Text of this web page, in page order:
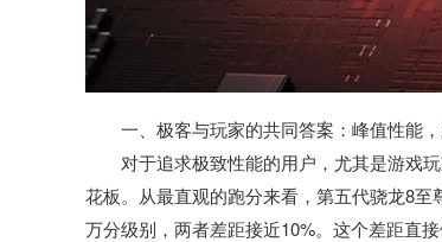
一、极客与玩家的共同答案：峰值性能
对于追求极致性能的用户，尤其是游戏
花板。从最直观的跑分来看，第五代骁龙8
万分级别，两者差距接近10%。这个差距直